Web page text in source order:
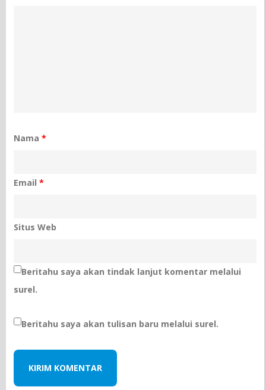
Nama*
Email*
Situs Web
Beritahu saya akan tindak lanjut komentar melalui
surel.
Beritahu saya akan tulisan baru melalui surel.